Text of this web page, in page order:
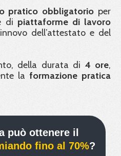
Contatti
pratico obbligatorio per
di piattaforme di lavoro
dell’attestato e del
della durata di 4 ore,
la formazione pratica
può ottenere il
fino al 70%?